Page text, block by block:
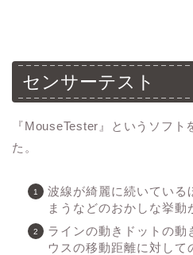
センサーテスト
『MouseTester』というソフ
た。
波線が綺麗に続いている
まうなどのおかしな挙動
ラインの動きドットの動
ウスの移動距離に対して